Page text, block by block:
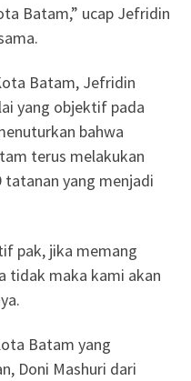
Batam,” ucap Jefridin
Batam, Jefridin
yang objektif pada
bahwa
terus melakukan
yang menjadi
pak, jika memang
tidak maka kami akan
Batam yang
Doni Mashuri dari